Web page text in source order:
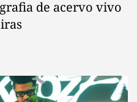
de acervo vivo